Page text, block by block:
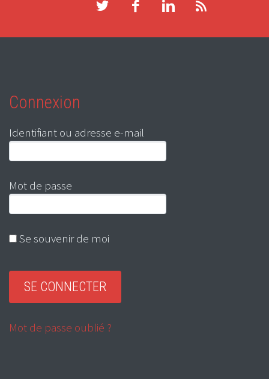
Connexion
Identifiant ou adresse e-mail
Mot de passe
Se souvenir de moi
Mot de passe oublié ?